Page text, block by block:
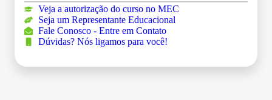
Veja a autorização do curso no MEC
Seja um Representante Educacional
Fale Conosco - Entre em Contato
Dúvidas? Nós ligamos para você!